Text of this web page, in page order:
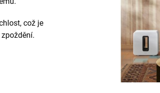
což je